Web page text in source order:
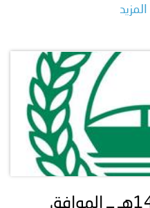
المزيد
الإمارات ـ 1448/02/19هـ ــ الموافق